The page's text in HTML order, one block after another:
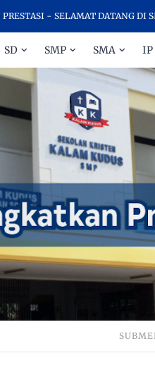
- SELAMAT DATANG DI
SD SMP SMA IP